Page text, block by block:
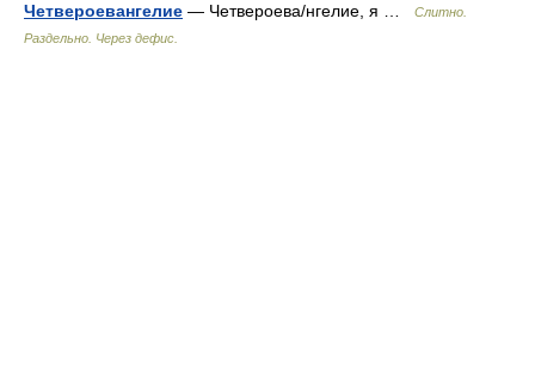
Четвероевангелие — Четвероева/нгелие, я …
Слитно.
Раздельно. Через дефис.